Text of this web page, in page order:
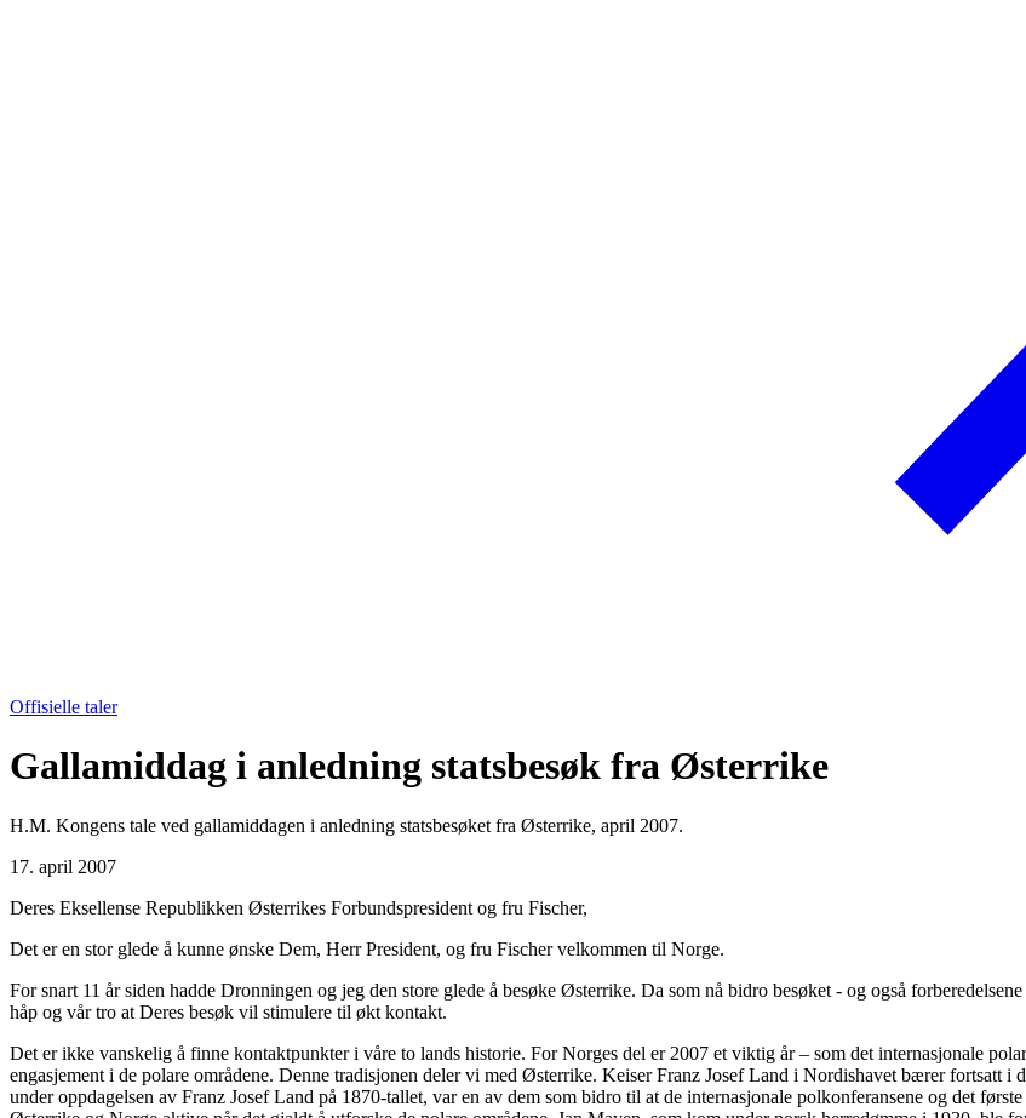
Offisielle taler
Gallamiddag i anledning statsbesøk fra Østerrike
H.M. Kongens tale ved gallamiddagen i anledning statsbesøket fra Østerrike, april 2007.
17. april 2007
Deres Eksellense Republikken Østerrikes Forbundspresident og fru Fischer,
Det er en stor glede å kunne ønske Dem, Herr President, og fru Fischer velkommen til Norge.
For snart 11 år siden hadde Dronningen og jeg den store glede å besøke Østerrike. Da som nå bidro besøket - og også
håp og vår tro at Deres besøk vil stimulere til økt kontakt.
Det er ikke vanskelig å finne kontaktpunkter i våre to lands historie. For Norges del er 2007 et viktig år – som det internasjonale
engasjement i de polare områdene. Denne tradisjonen deler vi med Østerrike. Keiser Franz Josef Land i Nordishavet bærer fortsatt
under oppdagelsen av Franz Josef Land på 1870-tallet, var en av dem som bidro til at de internasjonale polkonferansene og det